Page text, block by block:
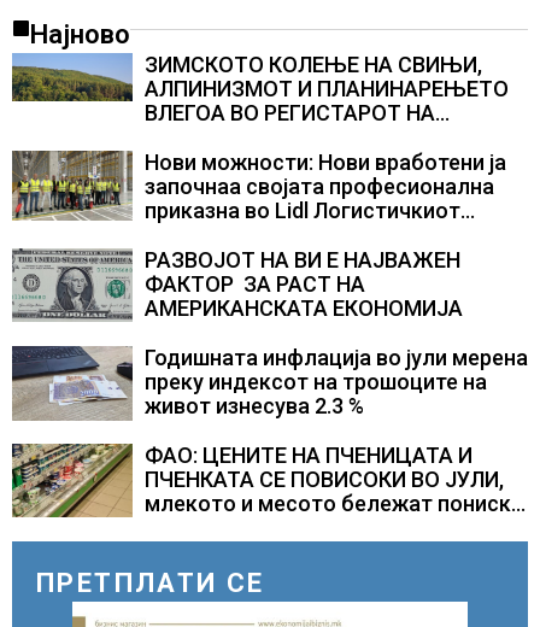
Најново
ЗИМСКОТО КОЛЕЊЕ НА СВИЊИ,
АЛПИНИЗМОТ И ПЛАНИНАРЕЊЕТО
ВЛЕГОА ВО РЕГИСТАРОТ НА
СЛОВЕНИЈА
Нови можности: Нови вработени ја
започнаа својата професионална
приказна во Lidl Логистичкиот
РАЗВОЈОТ НА ВИ Е НАЈВАЖЕН
ФАКТОР ЗА РАСТ НА
АМЕРИКАНСКАТА ЕКОНОМИЈА
Годишната инфлација во јули мерена
преку индексот на трошоците на
живот изнесува 2.3 %
ФАО: ЦЕНИТЕ НА ПЧЕНИЦАТА И
ПЧЕНКАТА СЕ ПОВИСОКИ ВО ЈУЛИ,
млекото и месото бележат пониски
ПРЕТПЛАТИ СЕ